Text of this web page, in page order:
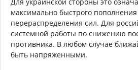
максимально быстрого
перераспределения сил. Для
системной работы по снижению
противника. В любом случае
быть напряженными.